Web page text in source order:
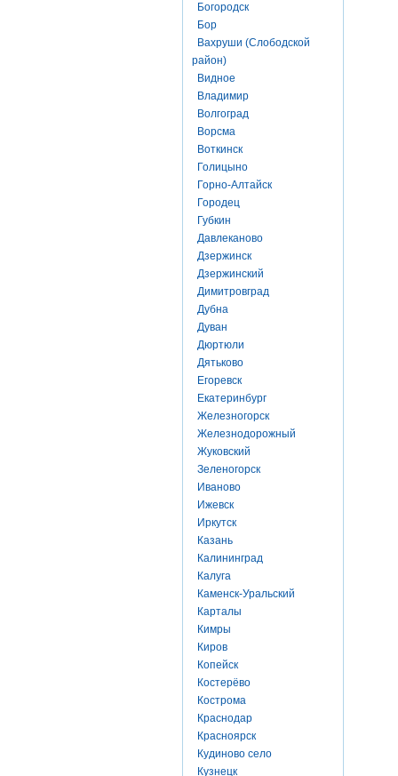
Богородск
Бор
Вахруши (Слободской
район)
Видное
Владимир
Волгоград
Ворсма
Воткинск
Голицыно
Горно-Алтайск
Городец
Губкин
Давлеканово
Дзержинск
Дзержинский
Димитровград
Дубна
Дуван
Дюртюли
Дятьково
Егоревск
Екатеринбург
Железногорск
Железнодорожный
Жуковский
Зеленогорск
Иваново
Ижевск
Иркутск
Казань
Калининград
Калуга
Каменск-Уральский
Карталы
Кимры
Киров
Копейск
Костерёво
Кострома
Краснодар
Красноярск
Кудиново село
Кузнецк